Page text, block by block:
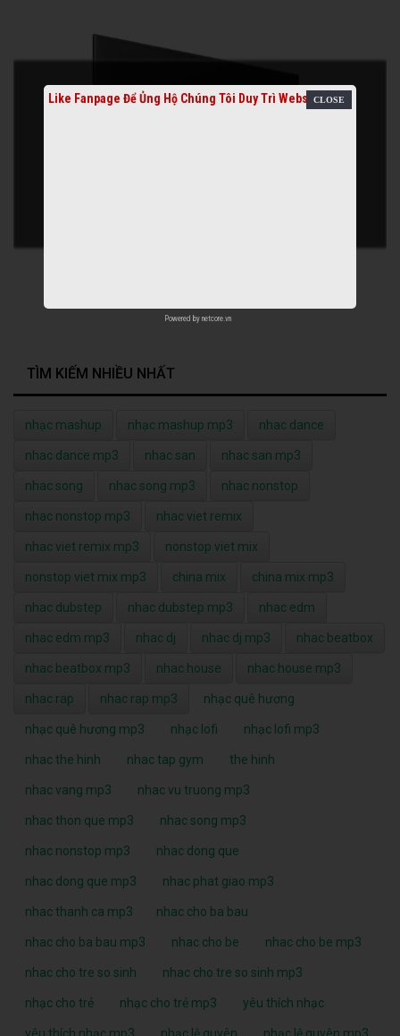
TÌM KIẾM NHIỀU NHẤT
nhạc mashup nhạc mashup mp3 nhac dance
nhac dance mp3 nhac san nhac san mp3
nhac song nhac song mp3 nhac nonstop
nhac nonstop mp3 nhac viet remix
nhac viet remix mp3 nonstop viet mix
nonstop viet mix mp3 china mix china mix mp3
nhac dubstep nhac dubstep mp3 nhac edm
nhac edm mp3 nhac dj nhac dj mp3 nhac beatbox
nhac beatbox mp3 nhac house nhac house mp3
nhac rap nhac rap mp3 nhạc quê hương
nhạc quê hương mp3 nhạc lofi nhạc lofi mp3
nhac the hinh nhac tap gym the hinh
nhac vang mp3 nhac vu truong mp3
nhac thon que mp3 nhac song mp3
nhac nonstop mp3 nhac dong que
nhac dong que mp3 nhac phat giao mp3
nhac thanh ca mp3 nhac cho ba bau
nhac cho ba bau mp3 nhac cho be nhac cho be mp3
nhac cho tre so sinh nhac cho tre so sinh mp3
nhạc cho trẻ nhạc cho trẻ mp3 yêu thích nhạc
Like Fanpage Để Ủng Hộ Chúng Tôi Duy Trì Website
Powered by netcore.vn